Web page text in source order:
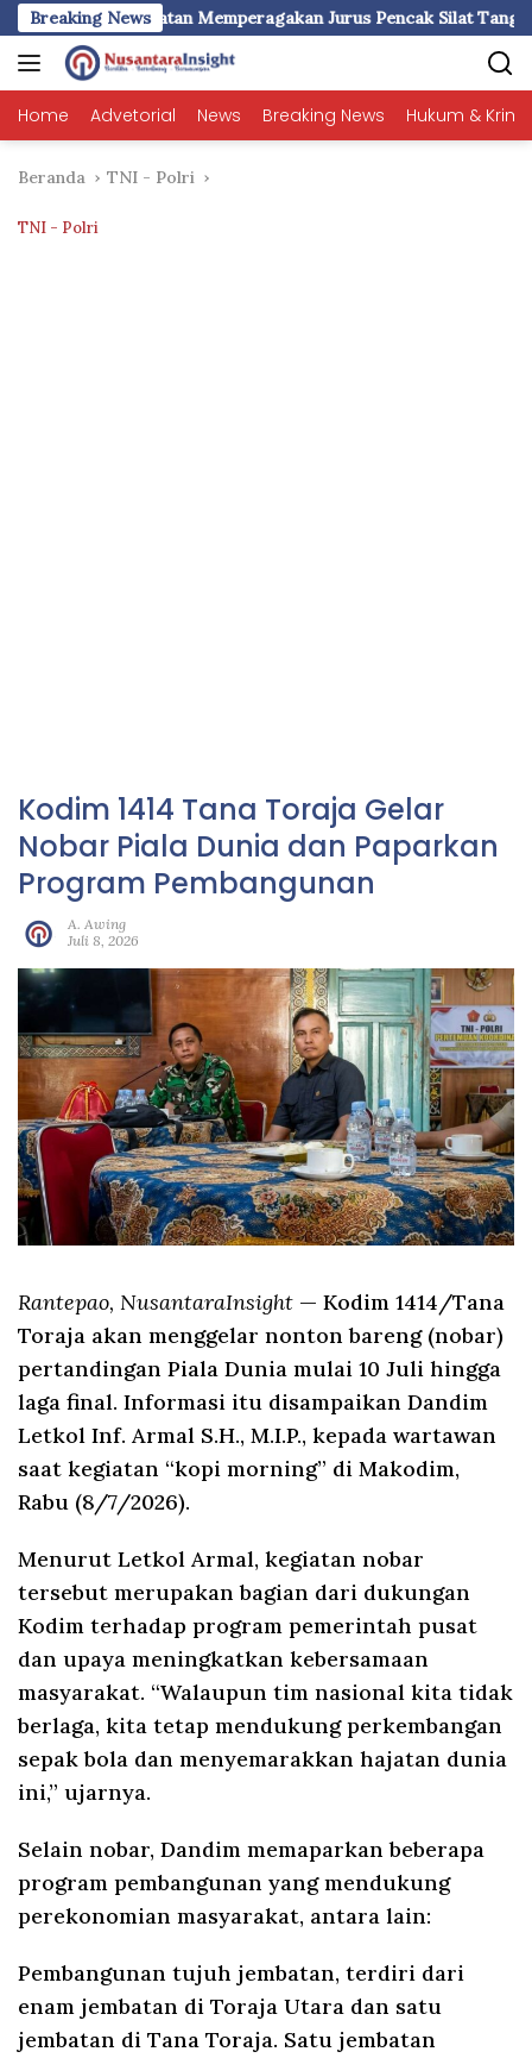
Langsung
ke
konten
Breaking News
Jurus Pencak Silat Tangan Kosong Pukau Ribuan
Home Advetorial News Breaking News Hukum &
Beranda TNI - Polri
TNI - Polri
Kodim 1414 Tana Toraja Gelar
Nobar Piala Dunia dan Paparkan
Program Pembangunan
A. Awing
Juli 8, 2026
Rantepao, NusantaraInsight — Kodim 1414/Tana
Toraja akan menggelar nonton bareng (nobar)
pertandingan Piala Dunia mulai 10 Juli hingga
laga final. Informasi itu disampaikan Dandim
Letkol Inf. Armal S.H., M.I.P., kepada wartawan
saat kegiatan “kopi morning” di Makodim,
Rabu (8/7/2026).
Menurut Letkol Armal, kegiatan nobar
tersebut merupakan bagian dari dukungan
Kodim terhadap program pemerintah pusat
dan upaya meningkatkan kebersamaan
masyarakat. “Walaupun tim nasional kita tidak
berlaga, kita tetap mendukung perkembangan
sepak bola dan menyemarakkan hajatan dunia
ini,” ujarnya.
Selain nobar, Dandim memaparkan beberapa
program pembangunan yang mendukung
perekonomian masyarakat, antara lain:
Pembangunan tujuh jembatan, terdiri dari
enam jembatan di Toraja Utara dan satu
jembatan di Tana Toraja. Satu jembatan